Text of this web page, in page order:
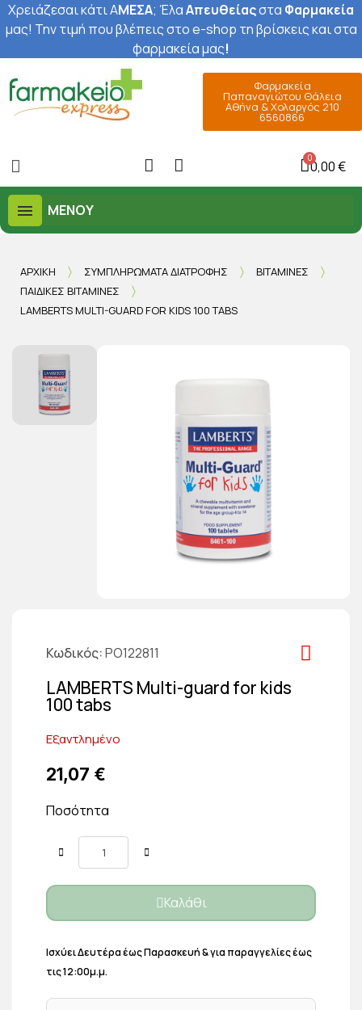
Χρειάζεσαι κάτι ΑΜΕΣΑ; ΈλαΑπευθείαςστα Φαρμακεία
μας! Την τιμή που βλέπεις στο e-shop τη βρίσκεις και στα
φαρμακεία μας!
Φαρμακεία
Παπαναγιώτου Θάλεια
Αθήνα & Χολαργός 210
6560866
0,00 €
ΜΕΝΟΎ
ΑΡΧΙΚΉ ΣΥΜΠΛΗΡΏΜΑΤΑ ΔΙΑΤΡΟΦΉΣ
ΒΙΤΑΜΊΝΕΣ
ΠΑΙΔΙΚΈΣ ΒΙΤΑΜΊΝΕΣ
LAMBERTS MULTI-GUARD FOR KIDS 100 TABS
Κωδικός PO122811
LAMBERTS Multi-guard for kids
100 tabs
Εξαντλημένο
21,07 €
Ποσότητα
Καλάθι
Ισχύει Δευτέρα έως Παρασκευή & για παραγγελίες έως
τις 12:00μ.μ.